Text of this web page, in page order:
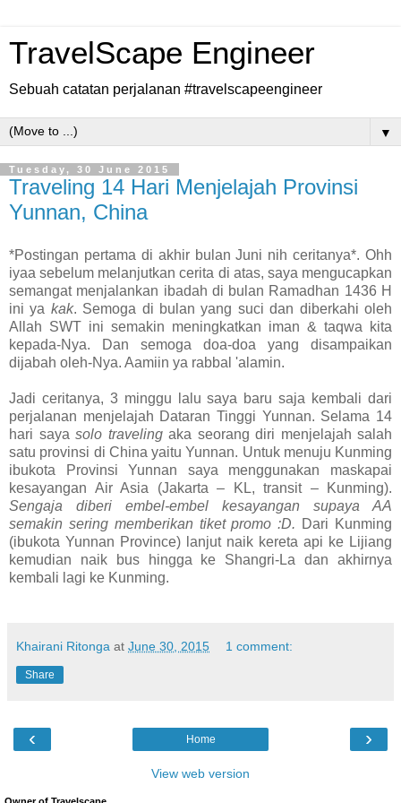
TravelScape Engineer
Sebuah catatan perjalanan #travelscapeengineer
▼
Tuesday, 30 June 2015
Traveling 14 Hari Menjelajah Provinsi
Yunnan, China
*Postingan pertama di akhir bulan Juni nih ceritanya*. Ohh
iyaa sebelum melanjutkan cerita di atas, saya mengucapkan
semangat menjalankan ibadah di bulan Ramadhan 1436 H
ini ya kak. Semoga di bulan yang suci dan diberkahi oleh
Allah SWT ini semakin meningkatkan iman & taqwa kita
kepada-Nya. Dan semoga doa-doa yang disampaikan
dijabah oleh-Nya. Aamiin ya rabbal 'alamin.
Jadi ceritanya, 3 minggu lalu saya baru saja kembali dari
perjalanan menjelajah Dataran Tinggi Yunnan. Selama 14
hari saya solo travelingaka seorang diri menjelajah salah
satu provinsi di China yaitu Yunnan. Untuk menuju Kunming
ibukota Provinsi Yunnan saya menggunakan maskapai
kesayangan Air Asia (Jakarta – KL, transit – Kunming).
Sengaja diberi embel-embel kesayangan supaya AA
semakin sering memberikan tiket promo :D. Dari Kunming
(ibukota Yunnan Province) lanjut naik kereta api ke Lijiang
kemudian naik bus hingga ke Shangri-La dan akhirnya
kembali lagi ke Kunming.
Khairani Ritonga at June 30, 2015 1 comment:
Share
‹ ›
Home
View web version